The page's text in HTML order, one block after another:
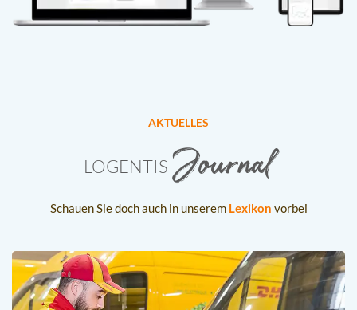
AKTUELLES
LOGENTIS Journal
Schauen Sie doch auch in unserem Lexikon vorbei